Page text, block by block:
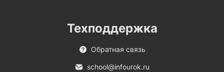
Техподдержка
Обратная связь
school@infourok.ru